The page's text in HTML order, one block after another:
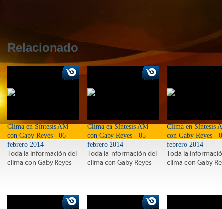
Relacionado
Clima en Síntesis AM
con Gaby Reyes - 06
febrero 2014
Toda la información del
clima con Gaby Reyes
Clima en Síntesis AM
con Gaby Reyes - 05
febrero 2014
Toda la información del
clima con Gaby Reyes
Clima en Síntesis
con Gaby Reyes -
febrero 2014
Toda la
clima con Gaby